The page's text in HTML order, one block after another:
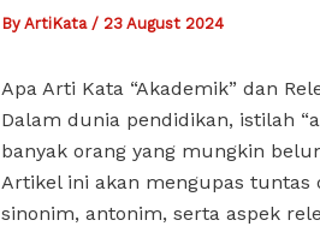
By ArtiKata / 23 August 2024
Apa Arti Kata “Akademik” dan
Dalam dunia pendidikan, istilah
banyak orang yang mungkin
Artikel ini akan mengupas tuntas
sinonim, antonim, serta aspek